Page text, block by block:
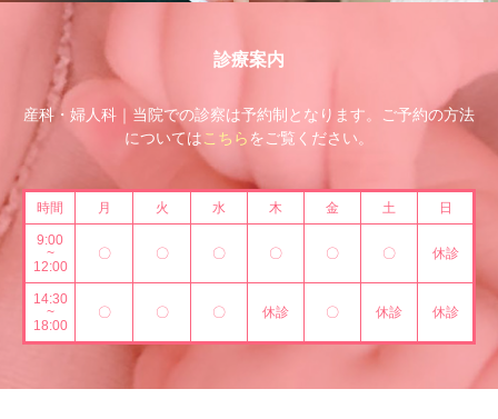
診療案内
産科・婦人科｜当院での診察は予約制となります。ご予約の方法
については こちら をご覧ください。
時間 月 火 水 木 金 土 日
9:00
~
12:00
〇 〇 〇 〇 〇 〇 休診
14:30
~
18:00
〇 〇 〇 休診 〇 休診 休診